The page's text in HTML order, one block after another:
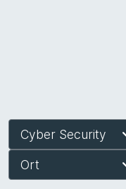
Cyber Security
Ort